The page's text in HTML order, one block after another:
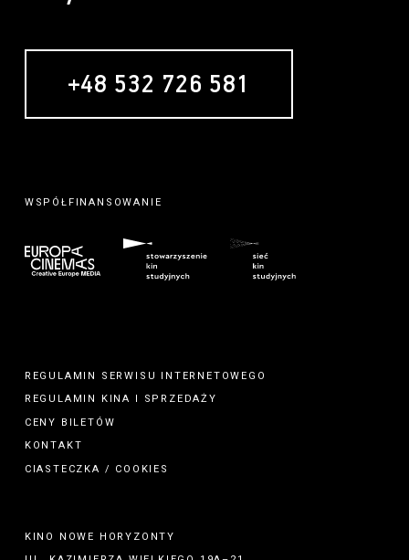
+48 532 726 581
WSPÓŁFINANSOWANIE
REGULAMIN SERWISU INTERNETOWEGO
REGULAMIN
KINA
SPRZEDAŻY
CENY BILETÓW
KONTAKT
CIASTECZKA / COOKIES
KINO NOWE HORYZONTY